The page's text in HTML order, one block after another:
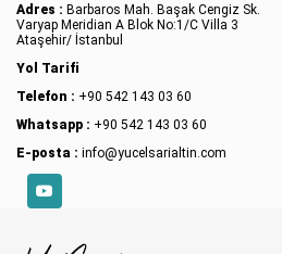
Adres : Barbaros Mah. Başak Cengiz Sk.
Varyap Meridian A Blok No:1/C Villa 3
Ataşehir/ İstanbul
Yol Tarifi
Telefon : +90 542 143 03 60
Whatsapp : +90 542 143 03 60
E-posta : info@yucelsarialtin.com
YouTube